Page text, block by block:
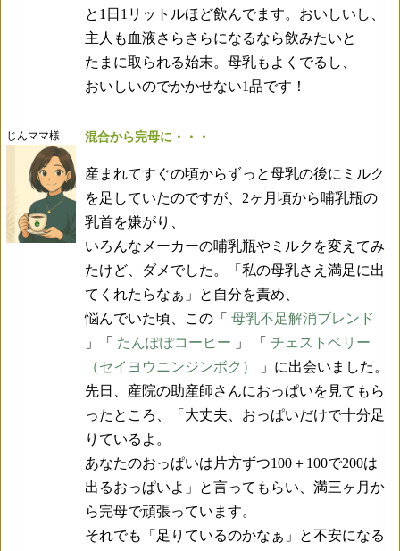
と1日1リットルほど飲んでます。おいしいし、
主人も血液さらさらになるなら飲みたいと
たまに取られる始末。母乳もよくでるし、
おいしいのでかかせない1品です！
じんママ様 混合から完母に・・・
産まれてすぐの頃からずっと母乳の後にミルク
を足していたのですが、2ヶ月頃から哺乳瓶の
乳首を嫌がり、
いろんなメーカーの哺乳瓶やミルクを変えてみ
たけど、ダメでした。「私の母乳さえ満足に出
てくれたらなぁ」と自分を責め、
悩んでいた頃、この「 母乳不足解消ブレンド
」「 たんぽぽコーヒー 」 「 チェストベリー
（セイヨウニンジンボク）
」に出会いました。
先日、産院の助産師さんにおっぱいを見てもら
ったところ、「大丈夫、おっぱいだけで十分足
りているよ。
あなたのおっぱいは片方ずつ100＋100で200は
出るおっぱいよ」と言ってもらい、満三ヶ月か
ら完母で頑張っています。
それでも「足りているのかなぁ」と不安になる